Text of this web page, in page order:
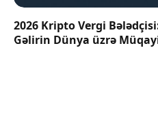
2026 Kripto Vergi
Gəlirin Dünya üzrə